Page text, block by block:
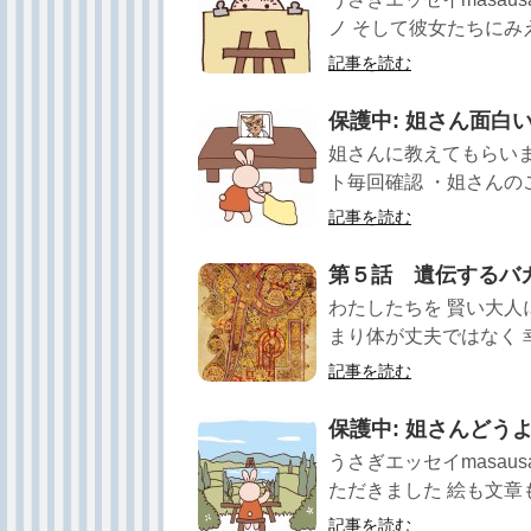
ノ そして彼女たちに
記事を読む
保護中: 姐さん面白
姐さんに教えてもらい
ト毎回確認 ・姐さんの
記事を読む
第５話 遺伝するバ
わたしたちを 賢い大
まり体が丈夫ではなく
記事を読む
保護中: 姐さんどう
うさぎエッセイ
ただきました 絵も文章
記事を読む